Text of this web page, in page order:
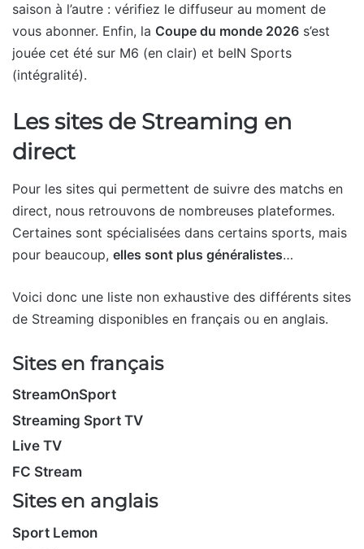
saison à l’autre : vérifiez le diffuseur au moment de
vous abonner. Enfin, la Coupe du monde 2026 s’est
jouée cet été sur M6 (en clair) et beIN Sports
(intégralité).
Les sites de Streaming en
direct
Pour les sites qui permettent de suivre des matchs en
direct, nous retrouvons de nombreuses plateformes.
Certaines sont spécialisées dans certains sports, mais
pour beaucoup, elles sont plus généralistes…
Voici donc une liste non exhaustive des différents sites
de Streaming disponibles en français ou en anglais.
Sites en français
StreamOnSport
Streaming Sport TV
Live TV
FC Stream
Sites en anglais
Sport Lemon